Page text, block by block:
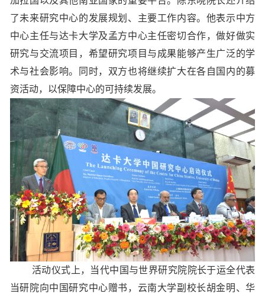
了未来研究中心的发展规划、主要工作内容。他表示中方
中心主任与达卡大学及孟方中心主任密切合作，做好做实
研究与交流项目，希望研究项目与成果能够产生广泛的学
术与社会影响。同时，双方也将继续扩大在各自国内的募
资活动，以保障中心的可持续发展。
活动仪式上，当代中国与世界研究院院长于运全代表
当研院向中国研究中心赠书，云南大学副校长胡金明、华